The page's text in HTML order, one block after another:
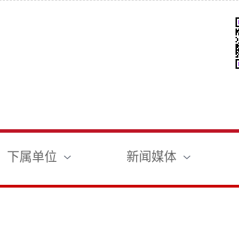
下属单位 新闻媒体